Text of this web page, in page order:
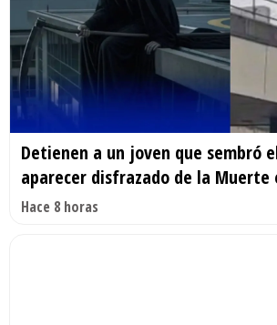
Detienen a un joven que sembró
aparecer disfrazado de la Muerte
Hace 8 horas